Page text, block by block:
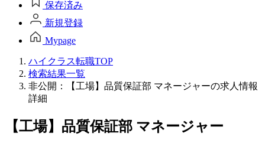
保存済み
新規登録
Mypage
ハイクラス転職TOP
検索結果一覧
非公開：【工場】品質保証部 マネージャーの求人情報
詳細
【工場】品質保証部 マネージャー